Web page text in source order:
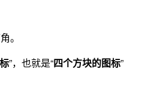
。
”，也就是“四个方块的图标”